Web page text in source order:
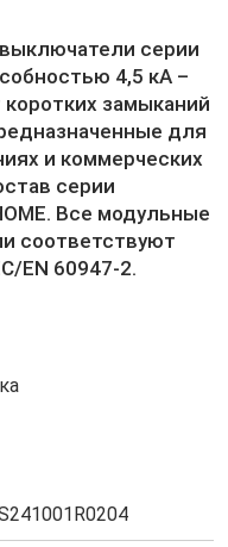
серии
4,5 кА –
замыканий
для
и коммерческих
серии
Все модульные
соответствуют
EN 60947-2.